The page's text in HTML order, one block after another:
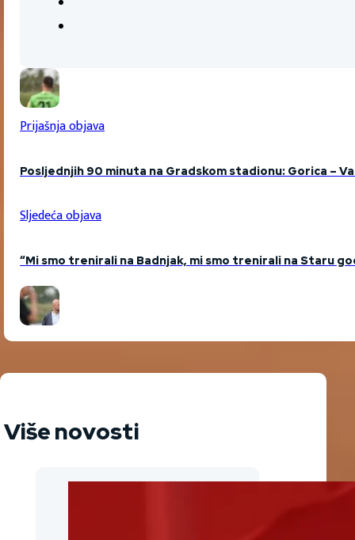
Prijašnja objava
Posljednjih 90 minuta na Gradskom stadionu: Gorica –
Sljedeća objava
“Mi smo trenirali na Badnjak, mi smo trenirali na Staru
Više novosti